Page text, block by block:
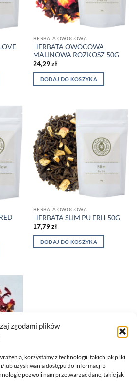
zgodami plików
korzystamy z technologii, takich jak pliki
lub uzyskiwania dostępu do informacji o
pozwoli nam przetwarzać dane, takie jak
HERBATA OWOCOWA
HERBATA OWOCOWA
MALINOWA ROZKOSZ 50G
24,29zł
DODAJ DO KOSZYKA
HERBATA OWOCOWA
HERBATA SLIM PU ERH 50G
17,79zł
DODAJ DO KOSZYKA